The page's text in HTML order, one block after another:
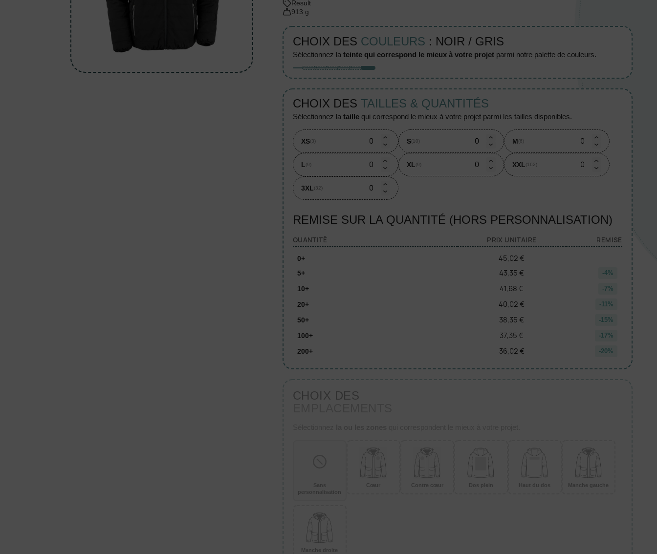
Result
913 g
CHOIX DES COULEURS : NOIR / GRIS
sélectionnez la teinte qui correspond le mieux à votre projetparmi notre palette de couleurs.
CHOIX DES TAILLES & QUANTITÉS
sélectionnez la taillequi correspond le mieux à votre projet parmi les tailles disponibles.
XS(3) S(10) M(6)
L(9) XL(9) XXL(162)
3XL(32)
REMISE SUR LA QUANTITÉ (HORS PERSONNALISATION)
QUANTITÉ PRIX UNITAIRE REMISE
0+ 45,02 €
5+ 43,35 € -4%
10+ 41,68 € -7%
20+ 40,02 € -11%
50+ 38,35 € -15%
100+ 37,35 € -17%
200+ 36,02 € -20%
CHOIX DES
Sans
personnalisation
Cœur Contre cœur Dos plein Haut du dos Manche gauche
Manche droite